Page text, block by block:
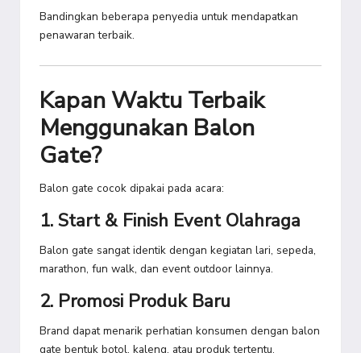
Bandingkan beberapa penyedia untuk mendapatkan
penawaran terbaik.
Kapan Waktu Terbaik
Menggunakan Balon
Gate?
Balon gate cocok dipakai pada acara:
1. Start & Finish Event Olahraga
Balon gate sangat identik dengan kegiatan lari, sepeda,
marathon, fun walk, dan event outdoor lainnya.
2. Promosi Produk Baru
Brand dapat menarik perhatian konsumen dengan balon
gate bentuk botol, kaleng, atau produk tertentu.